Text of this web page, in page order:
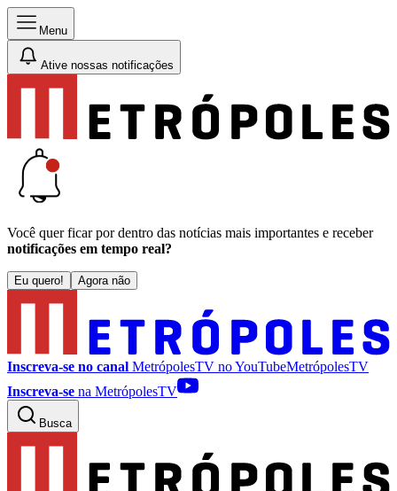
Menu
Ative nossas notificações
Você quer ficar por dentro das notícias mais importantes e receber
notificações em tempo real?
Eu quero! Agora não
Inscreva-se no canal MetrópolesTV noYouTubeMetrópolesTV
Inscreva-se na MetrópolesTV
Busca